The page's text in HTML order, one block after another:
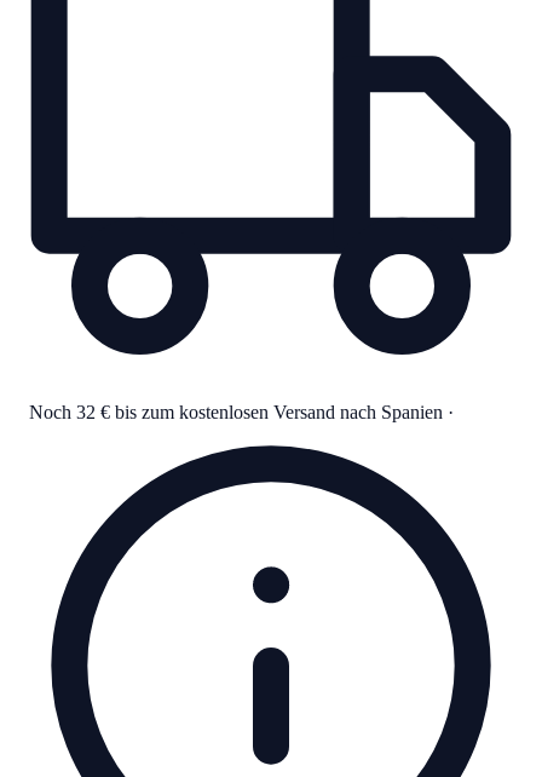
Noch 32 € bis zum kostenlosen Versand nach Spanien ·